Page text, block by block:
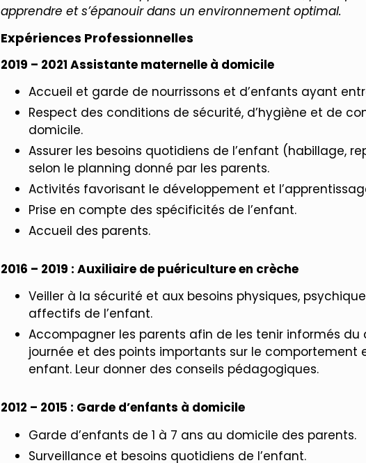
apprendre et s’épanouir dans un environnement optimal.
Expériences Professionnelles
2019 – 2021 Assistante maternelle à domicile
Accueil et garde de nourrissons et d’enfants ayant
Respect des conditions de sécurité, d’hygiène et de
domicile.
Assurer les besoins quotidiens de l’enfant (habillage,
selon le planning donné par les parents.
Activités favorisant le développement et
Prise en compte des spécificités de l’enfant.
Accueil des parents.
2016 – 2019 : Auxiliaire de puériculture en crèche
Veiller à la sécurité et aux besoins physiques,
affectifs de l’enfant.
Accompagner les parents afin de les tenir informés du
journée et des points importants sur le comportement
enfant. Leur donner des conseils pédagogiques.
2012 – 2015 : Garde d’enfants à domicile
Garde d’enfants de 1 à 7 ans au domicile des parents.
Surveillance et besoins quotidiens de l’enfant.